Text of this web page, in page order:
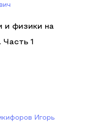
и физики на
1
Игорь